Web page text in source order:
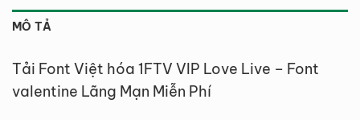
MÔ TẢ
Tải Font Việt hóa 1FTV VIP Love Live – Font
valentine Lãng Mạn Miễn Phí